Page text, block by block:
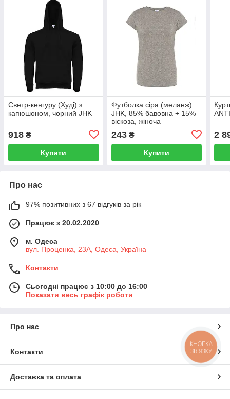
Светр-кенгуру (Худі) з
капюшоном, чорний JHK
918 ₴
Купити
Футболка сіра (меланж)
JHK, 85% бавовна + 15%
віскоза, жіноча
243₴
Купити
2
Про нас
97% позитивних з 67 відгуків за рік
Працює з 20.02.2020
м. Одеса
вул. Проценка, 23А, Одеса, Україна
Контакти
Сьогодні працює з 10:00 до 16:00
Показати весь графік роботи
Про нас
Контакти
Доставка та оплата
КНОПКА
ЗВ'ЯЗКУ